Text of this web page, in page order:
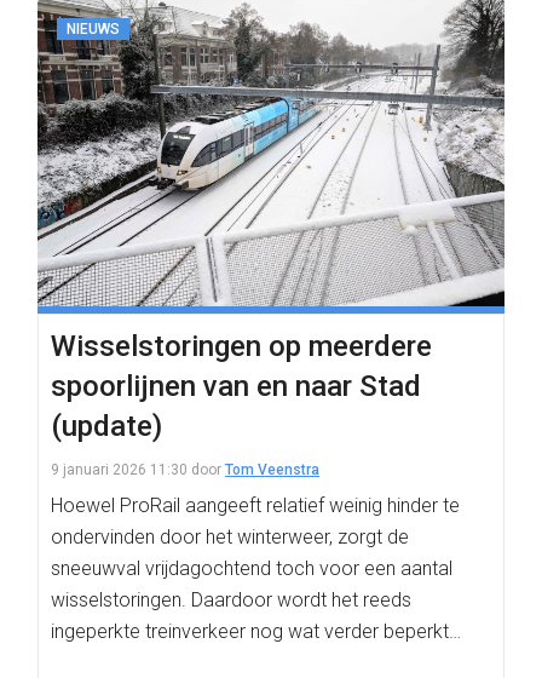
NIEUWS
Wisselstoringen op meerdere
spoorlijnen van en naar Stad
(update)
9 januari 2026 11:30 door Tom Veenstra
Hoewel ProRail aangeeft relatief weinig hinder te
ondervinden door het winterweer, zorgt de
sneeuwval vrijdagochtend toch voor een aantal
wisselstoringen. Daardoor wordt het reeds
ingeperkte treinverkeer nog wat verder beperkt…